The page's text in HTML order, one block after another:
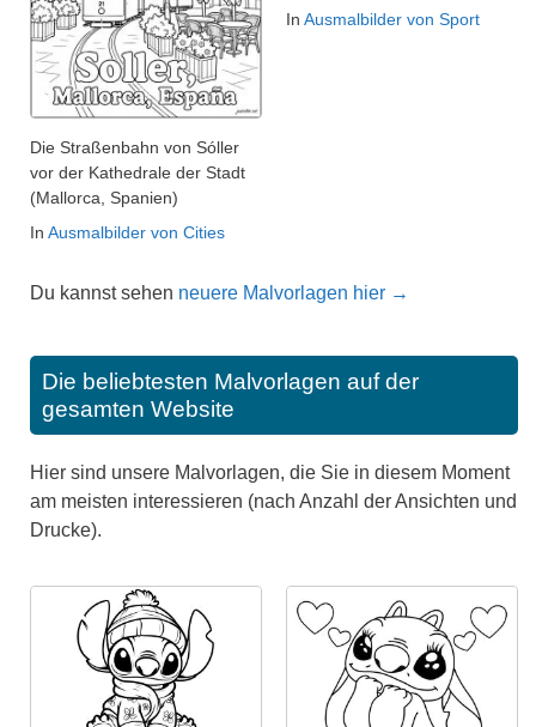
Die Straßenbahn von Sóller
vor der Kathedrale der Stadt
(Mallorca, Spanien)
In Ausmalbilder von Cities
In Ausmalbilder von Sport
Du kannst sehen neuere Malvorlagen hier →
Die beliebtesten Malvorlagen auf der
gesamten Website
Hier sind unsere Malvorlagen, die Sie in diesem Moment
am meisten interessieren (nach Anzahl der Ansichten und
Drucke).